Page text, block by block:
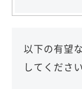
以下の有望
してください